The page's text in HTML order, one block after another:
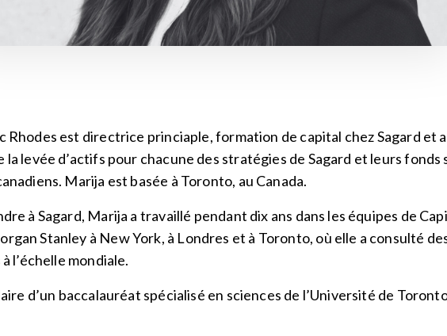
Rhodes est directrice princiaple, formation de capital chez Sagard et
la levée d’actifs pour chacune des stratégies de Sagard et leurs
Marija est basée à Toronto, au Canada.
à Sagard, Marija a travaillé pendant dix ans dans les équipes de
Stanley à New York, à Londres et à Toronto, où elle a consulté
l’échelle mondiale.
d’un baccalauréat spécialisé en sciences de l’Université de